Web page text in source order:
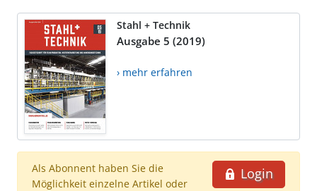
Stahl + Technik
Ausgabe 5 (2019)
› mehr erfahren
Login
Als Abonnent haben Sie die
Möglichkeit einzelne Artikel oder